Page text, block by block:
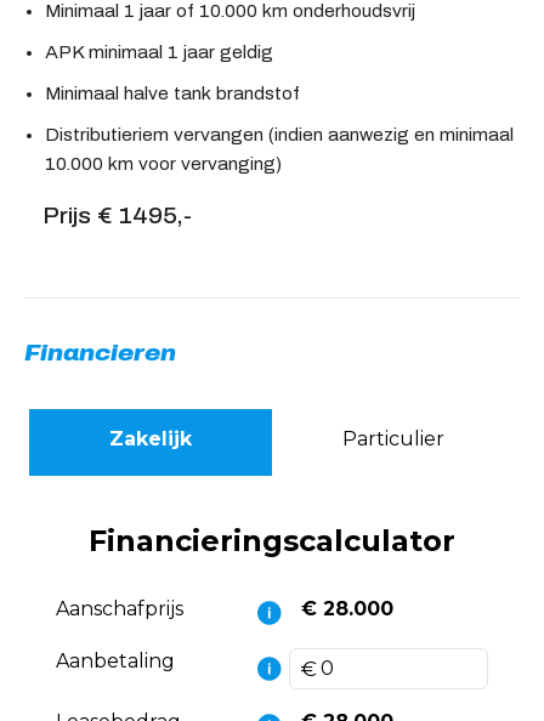
Minimaal 1 jaar of 10.000 km onderhoudsvrij
APK minimaal 1 jaar geldig
Minimaal halve tank brandstof
Distributieriem vervangen (indien aanwezig en minimaal
10.000 km voor vervanging)
Prijs € 1495,-
Financieren